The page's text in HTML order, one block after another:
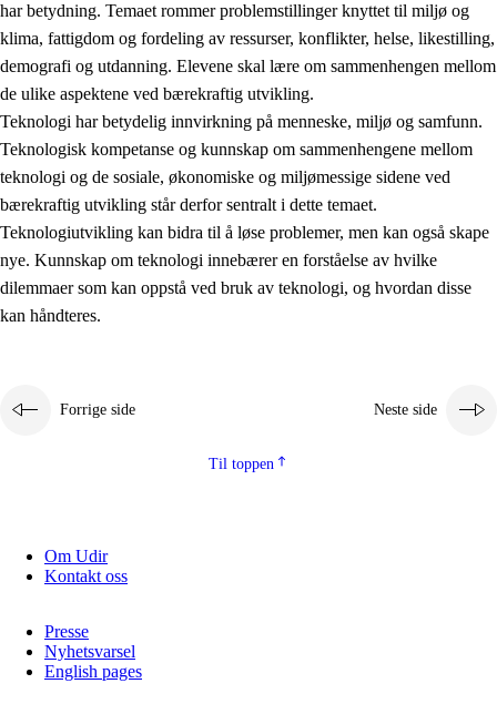
2.3 Grunnleggende ferdigheter
2.4 Å lære å lære
Tverrfaglige temaer
2.5 Tverrfaglige temaer
2.5.1 Folkehelse og livsmestring
2.5.2 Demokrati og medborgerskap
2.5.3 Bærekraftig utvikling
har betydning. Temaet rommer problemstillinger knyttet til miljø og
klima, fattigdom og fordeling av ressurser, konflikter, helse, likestilling,
demografi og utdanning. Elevene skal lære om sammenhengen mellom
de ulike aspektene ved bærekraftig utvikling.
Teknologi har betydelig innvirkning på menneske, miljø og samfunn.
Teknologisk kompetanse og kunnskap om sammenhengene mellom
teknologi og de sosiale, økonomiske og miljømessige sidene ved
bærekraftig utvikling står derfor sentralt i dette temaet.
Teknologiutvikling kan bidra til å løse problemer, men kan også skape
nye. Kunnskap om teknologi innebærer en forståelse av hvilke
dilemmaer som kan oppstå ved bruk av teknologi, og hvordan disse
kan håndteres.
Forrige side Neste side
Til toppen
Om Udir
Kontakt oss
Presse
Nyhetsvarsel
English pages